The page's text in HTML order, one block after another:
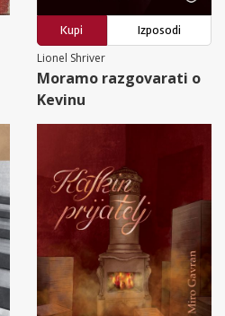
Kupi
Izposodi
Lionel Shriver
Moramo razgovarati o
Kevinu